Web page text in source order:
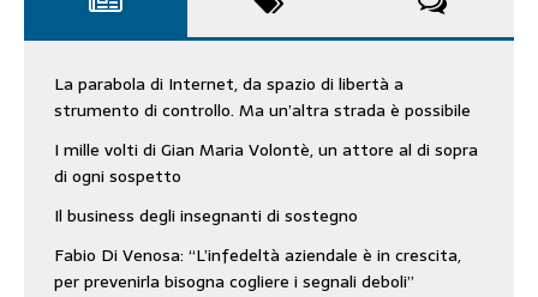
La parabola di Internet, da spazio di libertà a
strumento di controllo. Ma un’altra strada è possibile
I mille volti di Gian Maria Volontè, un attore al di sopra
di ogni sospetto
Il business degli insegnanti di sostegno
Fabio Di Venosa: “L’infedeltà aziendale è in crescita,
per prevenirla bisogna cogliere i segnali deboli”